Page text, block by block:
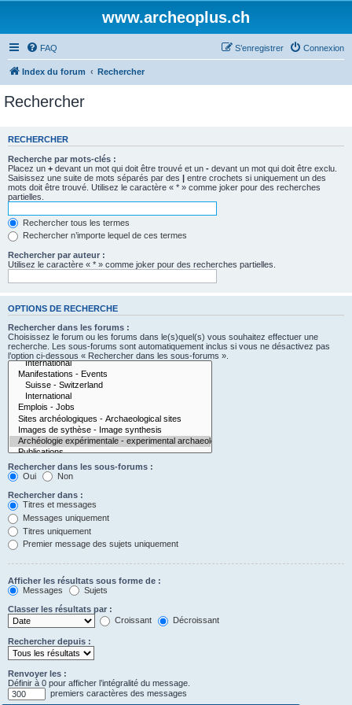
www.archeoplus.ch
FAQ Connexion
S’enregistrer
Index du forum Rechercher
Rechercher
RECHERCHER
Recherche par mots-clés :
Placez un + devant un mot qui doit être trouvé et un - devant un mot qui doit être exclu.
Saisissez une suite de mots séparés par des | entre crochets si uniquement un des
mots doit être trouvé. Utilisez le caractère « * » comme joker pour des recherches
partielles.
Rechercher tous les termes
Rechercher n’importe lequel de ces termes
Rechercher par auteur :
Utilisez le caractère « * » comme joker pour des recherches partielles.
OPTIONS DE RECHERCHE
Rechercher dans les forums :
Choisissez le forum ou les forums dans le(s)quel(s) vous souhaitez effectuer une
recherche. Les sous-forums sont automatiquement inclus si vous ne désactivez pas
l’option ci-dessous « Rechercher dans les sous-forums ».
Rechercher dans les sous-forums :
Oui
Non
Rechercher dans :
Titres et messages
Messages uniquement
Titres uniquement
Premier message des sujets uniquement
Afficher les résultats sous forme de :
Messages
Sujets
Classer les résultats par :
Croissant
Décroissant
Rechercher depuis :
Renvoyer les :
Définir à 0 pour afficher l’intégralité du message.
premiers caractères des messages